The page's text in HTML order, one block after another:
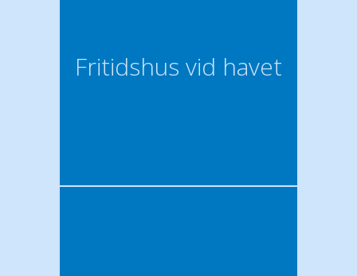
Fritidshus vid havet